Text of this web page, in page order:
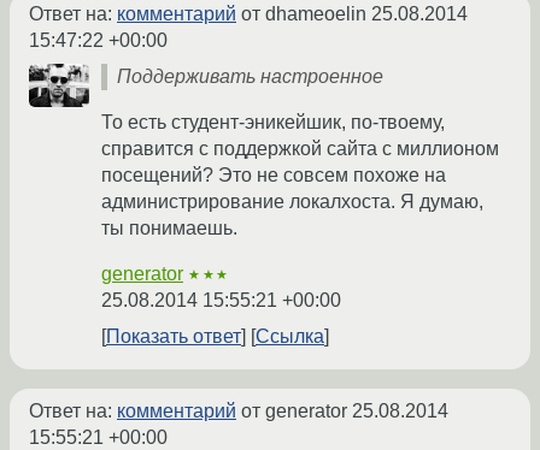
Ответ на: комментарий от dhameoelin 25.08.2014
15:47:22 +00:00
Поддерживать настроенное
То есть студент-эникейшик, по-твоему,
справится с поддержкой сайта с миллионом
посещений? Это не совсем похоже на
администрирование локалхоста. Я думаю,
ты понимаешь.
generator ★★★
25.08.2014 15:55:21 +00:00
Показать ответ
Ссылка
Ответ на: комментарий от generator 25.08.2014
15:55:21 +00:00